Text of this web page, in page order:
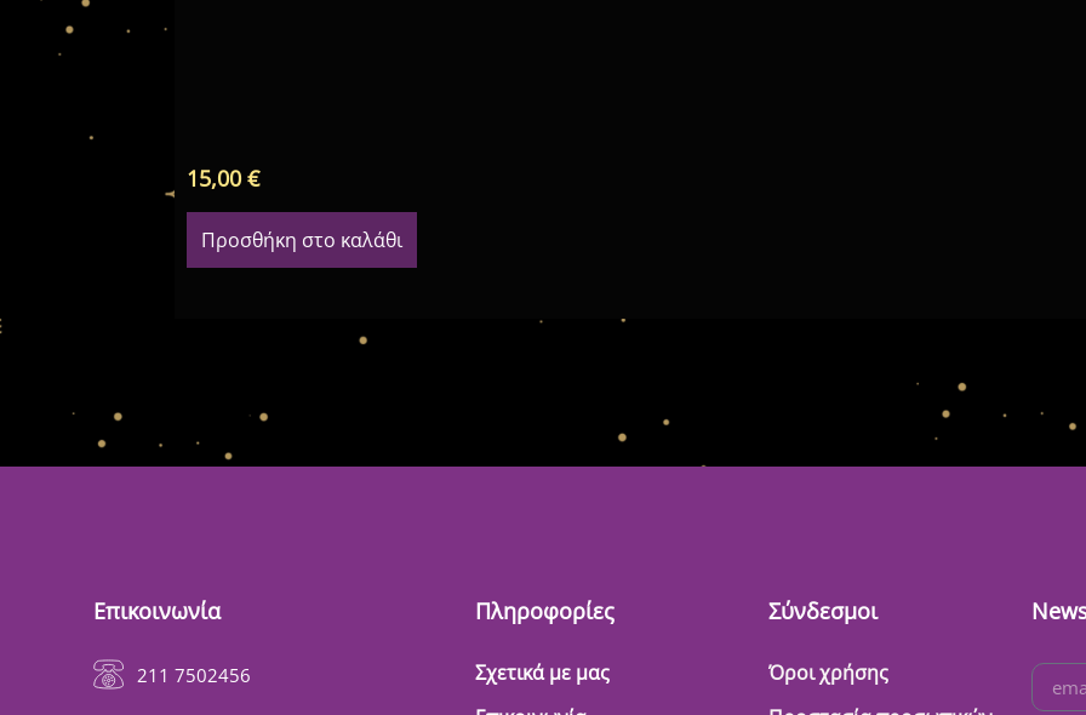
15,00€
Προσθήκη στο καλάθι
Επικοινωνία
211 7502456
Πληροφορίες
Σχετικά με μας
Σύνδεσμοι
Όροι χρήσης